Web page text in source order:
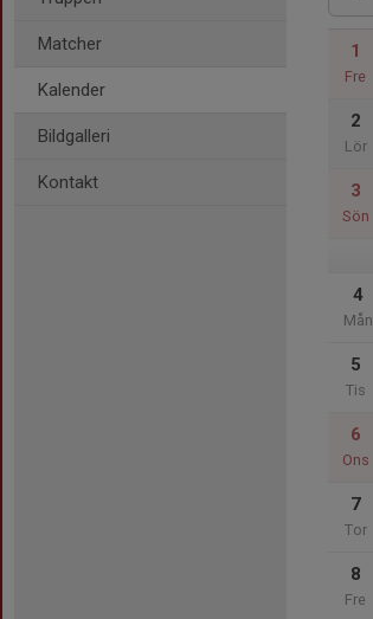
Matcher
Kalender
Bildgalleri
Kontakt
1
Fre
2
Lör
3
Sön
4
Mån
5
Tis
6
Ons
7
Tor
8
Fre